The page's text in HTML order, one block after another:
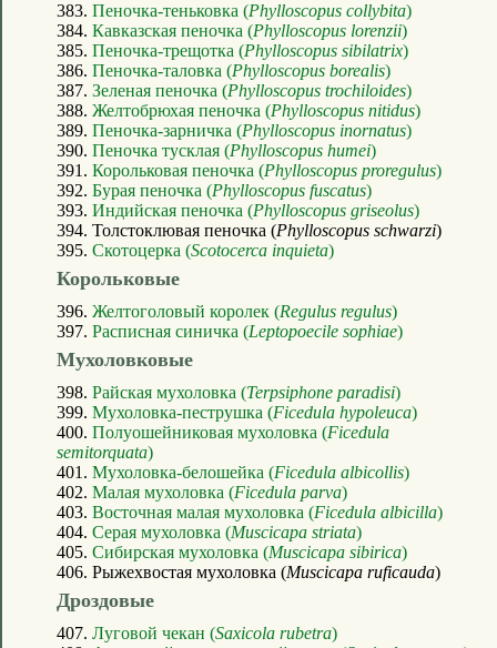
383. Пеночка-теньковка (Phylloscopus collybita)
384. Кавказская пеночка (Phylloscopus lorenzii)
385. Пеночка-трещотка (Phylloscopus sibilatrix)
386. Пеночка-таловка (Phylloscopus borealis)
387. Зеленая пеночка (Phylloscopus trochiloides)
388. Желтобрюхая пеночка (Phylloscopus nitidus)
389. Пеночка-зарничка (Phylloscopus inornatus)
390. Пеночка тусклая (Phylloscopus humei)
391. Корольковая пеночка (Phylloscopus proregulus)
392. Бурая пеночка (Phylloscopus fuscatus)
393. Индийская пеночка (Phylloscopus griseolus)
394. Толстоклювая пеночка (Phylloscopus schwarzi)
395. Скотоцерка (Scotocerca inquieta)
Корольковые
396. Желтоголовый королек (Regulus regulus)
397. Расписная синичка (Leptopoecile sophiae)
Мухоловковые
398. Райская мухоловка (Terpsiphone paradisi)
399. Мухоловка-пеструшка (Ficedula hypoleuca)
400. Полуошейниковая мухоловка (Ficedula
semitorquata)
401. Мухоловка-белошейка (Ficedula albicollis)
402. Малая мухоловка (Ficedula parva)
403. Восточная малая мухоловка (Ficedula albicilla)
404. Серая мухоловка (Muscicapa striata)
405. Сибирская мухоловка (Muscicapa sibirica)
406. Рыжехвостая мухоловка (Muscicapa ruficauda)
Дроздовые
407. Луговой чекан (Saxicola rubetra)